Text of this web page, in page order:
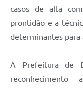
casos de alta
prontidão e a
determinantes para
A Prefeitura de